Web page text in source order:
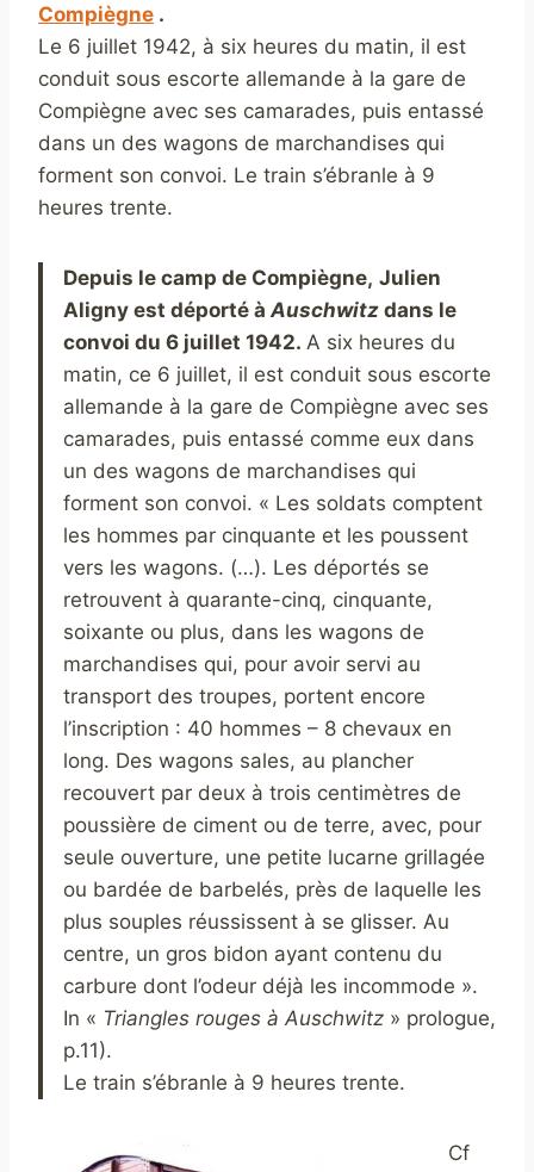
Compiègne .
Le 6 juillet 1942, à six heures du matin, il est
conduit sous escorte allemande à la gare de
Compiègne avec ses camarades, puis entassé
dans un des wagons de marchandises qui
forment son convoi. Le train s’ébranle à 9
heures trente.
Depuis le camp de Compiègne, Julien
Aligny est déporté àAuschwitz dans le
convoi du 6 juillet 1942. A six heures du
matin, ce 6 juillet, il est conduit sous escorte
allemande à la gare de Compiègne avec ses
camarades, puis entassé comme eux dans
un des wagons de marchandises qui
forment son convoi. « Les soldats comptent
les hommes par cinquante et les poussent
vers les wagons. (…). Les déportés se
retrouvent à quarante-cinq, cinquante,
soixante ou plus, dans les wagons de
marchandises qui, pour avoir servi au
transport des troupes, portent encore
l’inscription : 40 hommes – 8 chevaux en
long. Des wagons sales, au plancher
recouvert par deux à trois centimètres de
poussière de ciment ou de terre, avec, pour
seule ouverture, une petite lucarne grillagée
ou bardée de barbelés, près de laquelle les
plus souples réussissent à se glisser. Au
centre, un gros bidon ayant contenu du
carbure dont l’odeur déjà les incommode ».
In « Triangles rouges à Auschwitz » prologue,
p.11).
Le train s’ébranle à 9 heures trente.
Cf